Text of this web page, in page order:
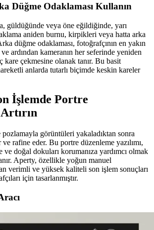
Düğme Odaklaması Kullanın
güldüğünde veya öne eğildiğinde, yarı
aniden burnu, kirpikleri veya hatta arka
düğme odaklaması, fotoğrafçının en yakın
ardından kameranın her seferinde yeniden
kare çekmesine olanak tanır. Bu basit
anlarda tutarlı biçimde keskin kareler
İşlemde Portre
görüntüleri yakaladıktan sonra
rafine eder. Bu portre düzenleme yazılımı,
doğal dokuları korumanıza yardımcı olmak
Aperty, özellikle yoğun manuel
verimli ve yüksek kaliteli son işlem sonuçları
için tasarlanmıştır.